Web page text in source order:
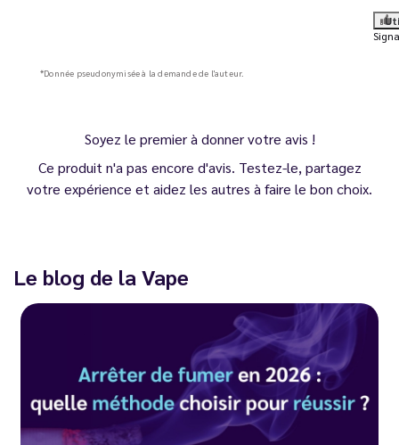
*Donnée pseudonymisée à la demande de l'auteur.
Soyez le premier à donner votre avis !
Ce produit n'a pas encore d'avis. Testez-le, partagez
votre expérience et aidez les autres à faire le bon choix.
Le blog de la Vape